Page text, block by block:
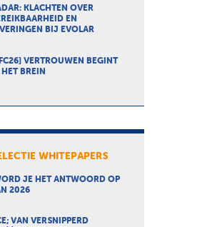
KLACHTEN OVER
EN
BIJ EVOLAR
VERTROUWEN BEGINT
HET BREIN
WHITEPAPERS
JE HET ANTWOORD OP
2026
VAN VERSNIPPERD